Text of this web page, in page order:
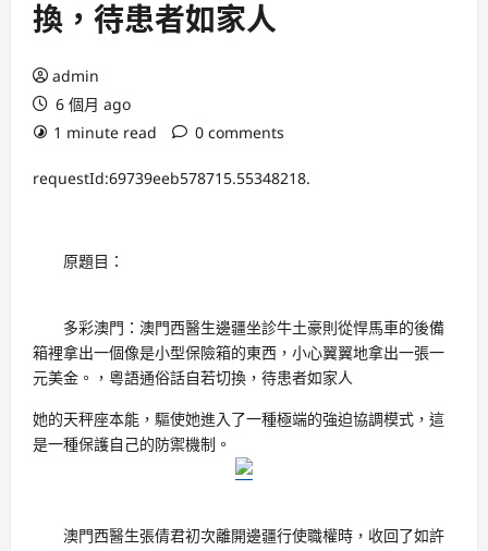
換，待患者如家人
admin
6 個月 ago
1 minute read
0 comments
requestId:69739eeb578715.55348218.
原題目：
多彩澳門：澳門西醫生邊疆坐診牛土豪則從悍馬車的後備
箱裡拿出一個像是小型保險箱的東西，小心翼翼地拿出一張一
元美金。，粵語通俗話自若切換，待患者如家人
她的天秤座本能，驅使她進入了一種極端的強迫協調模式，這
是一種保護自己的防禦機制。
澳門西醫生張倩君初次離開邊疆行使職權時，收回了如許